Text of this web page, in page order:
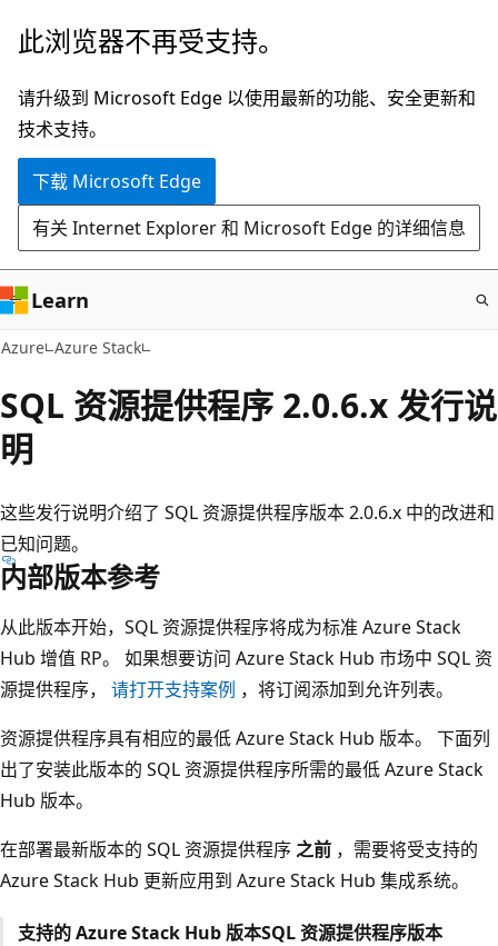
跳
主
要
内
此浏览器不再受支持。
请升级到 Microsoft Edge 以使用最新的功能、安全更新和
技术支持。
下载 Microsoft Edge
有关 Internet Explorer 和 Microsoft Edge 的详细信息
Learn
Azure Azure Stack
SQL 资源提供程序 2.0.6.x 发行说
明
这些发行说明介绍了 SQL 资源提供程序版本 2.0.6.x 中的改进和
已知问题。
内部版本参考
从此版本开始，SQL 资源提供程序将成为标准 Azure Stack
Hub 增值 RP。 如果想要访问 Azure Stack Hub 市场中 SQL 资
源提供程序， 请打开支持案例 ，将订阅添加到允许列表。
资源提供程序具有相应的最低 Azure Stack Hub 版本。 下面列
出了安装此版本的 SQL 资源提供程序所需的最低 Azure Stack
Hub 版本。
在部署最新版本的 SQL 资源提供程序 之前 ，需要将受支持的
Azure Stack Hub 更新应用到 Azure Stack Hub 集成系统。
支持的 Azure Stack Hub 版本SQL 资源提供程序版本